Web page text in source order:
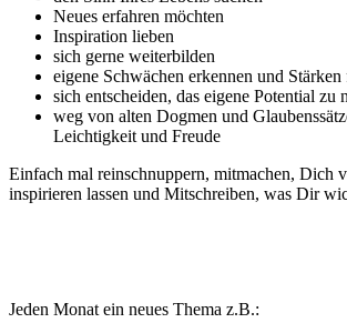
Neues erfahren möchten
Inspiration lieben
sich gerne weiterbilden
eigene Schwächen erkennen und
sich entscheiden, das eigene Potential zu
weg von alten Dogmen und
Leichtigkeit und Freude
Einfach mal reinschnuppern, mitmachen, Dich
inspirieren lassen und Mitschreiben, was Dir
Jeden Monat ein neues Thema z.B.: